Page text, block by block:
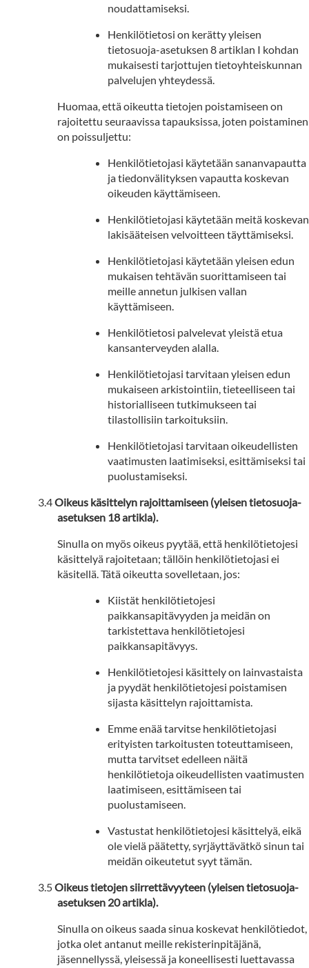
noudattamiseksi.
Henkilötietosi on kerätty yleisen
tietosuoja-asetuksen 8 artiklan I kohdan
mukaisesti tarjottujen tietoyhteiskunnan
palvelujen yhteydessä.
Huomaa, että oikeutta tietojen poistamiseen on
rajoitettu seuraavissa tapauksissa, joten poistaminen
on poissuljettu:
Henkilötietojasi käytetään sananvapautta
ja tiedonvälityksen vapautta koskevan
oikeuden käyttämiseen.
Henkilötietojasi käytetään meitä koskevan
lakisääteisen velvoitteen täyttämiseksi.
Henkilötietojasi käytetään yleisen edun
mukaisen tehtävän suorittamiseen tai
meille annetun julkisen vallan
käyttämiseen.
Henkilötietosi palvelevat yleistä etua
kansanterveyden alalla.
Henkilötietojasi tarvitaan yleisen edun
mukaiseen arkistointiin, tieteelliseen tai
historialliseen tutkimukseen tai
tilastollisiin tarkoituksiin.
Henkilötietojasi tarvitaan oikeudellisten
vaatimusten laatimiseksi, esittämiseksi tai
puolustamiseksi.
Oikeus käsittelyn rajoittamiseen (yleisen tietosuoja-
asetuksen 18 artikla).
Sinulla on myös oikeus pyytää, että henkilötietojesi
käsittelyä rajoitetaan; tällöin henkilötietojasi ei
käsitellä. Tätä oikeutta sovelletaan, jos:
Kiistät henkilötietojesi
paikkansapitävyyden ja meidän on
tarkistettava henkilötietojesi
paikkansapitävyys.
Henkilötietojesi käsittely on lainvastaista
ja pyydät henkilötietojesi poistamisen
sijasta käsittelyn rajoittamista.
Emme enää tarvitse henkilötietojasi
erityisten tarkoitusten toteuttamiseen,
mutta tarvitset edelleen näitä
henkilötietoja oikeudellisten vaatimusten
laatimiseen, esittämiseen tai
puolustamiseen.
Vastustat henkilötietojesi käsittelyä, eikä
ole vielä päätetty, syrjäyttävätkö sinun tai
meidän oikeutetut syyt tämän.
Oikeus tietojen siirrettävyyteen (yleisen tietosuoja-
asetuksen 20 artikla).
Sinulla on oikeus saada sinua koskevat henkilötiedot,
jotka olet antanut meille rekisterinpitäjänä,
jäsennellyssä, yleisessä ja koneellisesti luettavassa